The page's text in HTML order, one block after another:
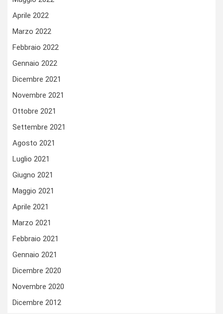
Aprile 2022
Marzo 2022
Febbraio 2022
Gennaio 2022
Dicembre 2021
Novembre 2021
Ottobre 2021
Settembre 2021
Agosto 2021
Luglio 2021
Giugno 2021
Maggio 2021
Aprile 2021
Marzo 2021
Febbraio 2021
Gennaio 2021
Dicembre 2020
Novembre 2020
Dicembre 2012